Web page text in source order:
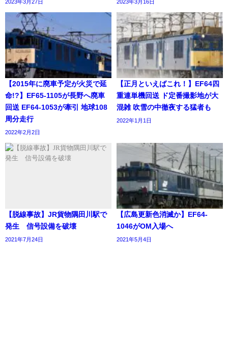
2023年3月27日 2023年3月16日
【2015年に廃車予定が火災で延
命!?】EF65-1105が長野へ廃車
回送 EF64-1053が牽引 地球108
周分走行
2022年2月2日
【正月といえばこれ！】EF64四
重連単機回送 ド定番撮影地が大
混雑 吹雪の中徹夜する猛者も
2022年1月1日
【脱線事故】JR貨物隅田川駅で
発生 信号設備を破壊
2021年7月24日
【広島更新色消滅か】EF64-
1046がOM入場へ
2021年5月4日